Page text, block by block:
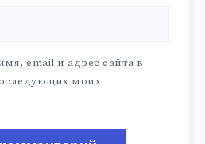
email и адрес сайта в
моих